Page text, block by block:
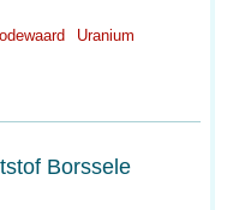
Uranium
Borssele